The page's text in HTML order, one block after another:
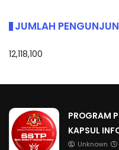
JUMLAH
12,118,100
PROGRAM
KAPSUL
Unknown